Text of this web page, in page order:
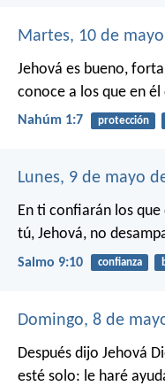
Martes, 10 de
Jehová es bueno,
conoce a los que en
Nahúm 1:7 protección
Lunes, 9 de mayo
En ti confiarán los
tú, Jehová, no
Salmo 9:10 confianza
Domingo, 8 de
Después dijo Jehová
esté solo: le haré